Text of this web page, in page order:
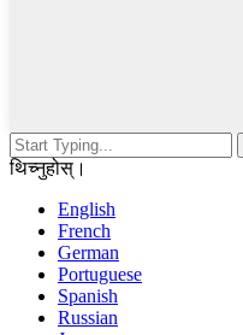
थिच्नुहोस्।
English
French
German
Portuguese
Spanish
Russian